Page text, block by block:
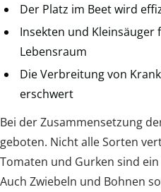
Der Platz im Beet wird
Insekten und
Lebensraum
Die Verbreitung von
erschwert
Bei der Zusammensetzung
geboten. Nicht alle Sorten
Tomaten und Gurken sind
Auch Zwiebeln und Bohnen